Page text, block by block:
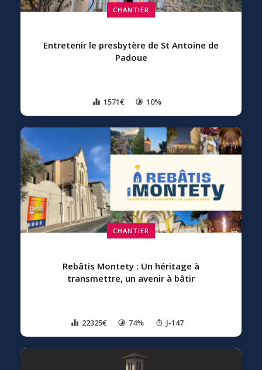
CHANTIER
Entretenir le presbytère de St Antoine de
Padoue
1571€ 10%
CHANTIER
Rebâtis Montety : Un héritage à
transmettre, un avenir à bâtir
22325€ 74% J-147